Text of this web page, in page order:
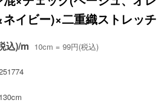
ネイビー)×二重織ストレッチ
込)/m 10cm = 99円(税込)
130cm